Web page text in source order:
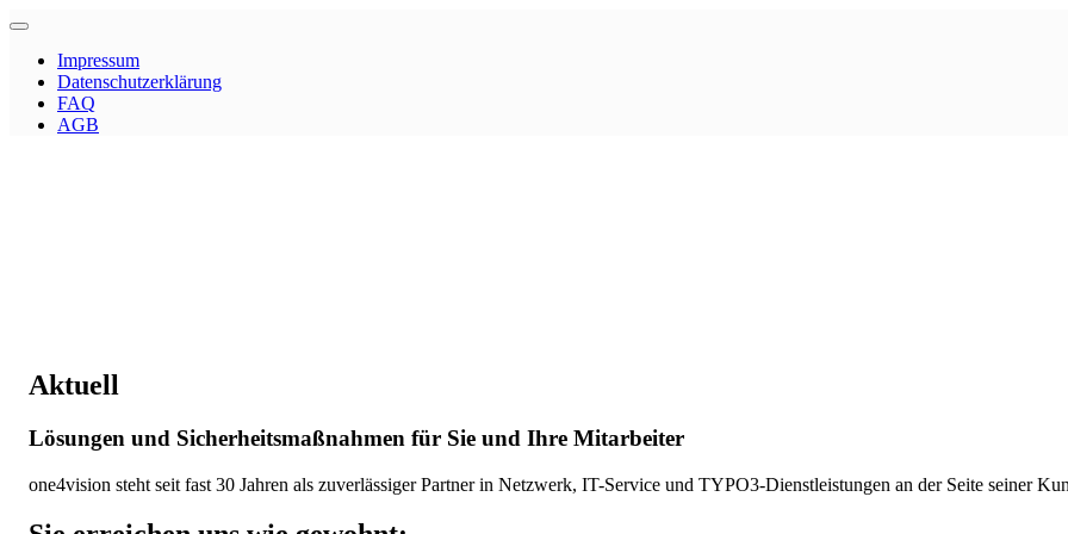
Impressum
Datenschutzerklärung
FAQ
AGB
Aktuell
Lösungen und Sicherheitsmaßnahmen für Sie und Ihre Mitarbeiter
one4vision steht seit fast 30 Jahren als zuverlässiger Partner in Netzwerk, IT-Service und TYPO3-Dienstleistungen an der Seite seiner